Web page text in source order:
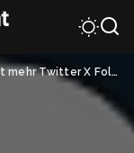
X Follower? 5 Tips vom Marketing Experten